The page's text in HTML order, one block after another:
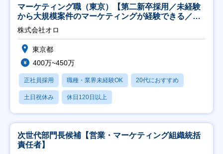
マーケティング職（東京）【第二新卒採用／未経験
から大規模案件のマーケティングが経験できる／研
修充実】
株式会社オロ
東京都
400万~450万
正社員採用 職種・業界未経験OK 20代におすすめ
土日祝休み 休日120日以上
次世代部門長候補【営業・マーケティング組織統括
責任者】